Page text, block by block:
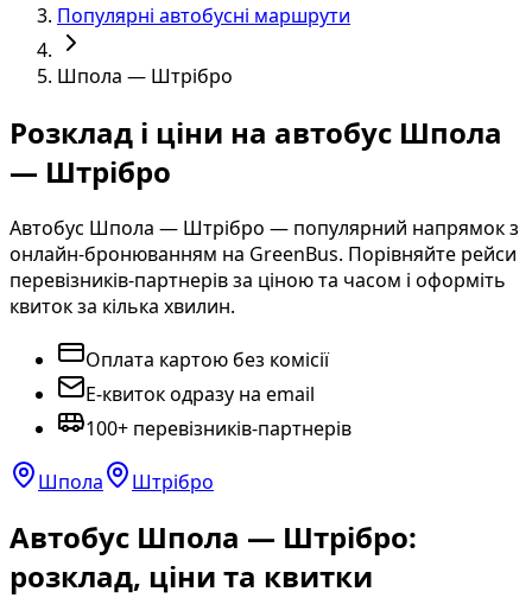
Популярні автобусні маршрути
Шпола — Штрібро
Розклад і ціни на автобус Шпола
— Штрібро
Автобус Шпола — Штрібро — популярний напрямок з
онлайн-бронюванням на GreenBus. Порівняйте рейси
перевізників-партнерів за ціною та часом і оформіть
квиток за кілька хвилин.
Оплата картою без комісії
E-квиток одразу на email
100+ перевізників-партнерів
Шпола Штрібро
Автобус Шпола — Штрібро:
розклад, ціни та квитки